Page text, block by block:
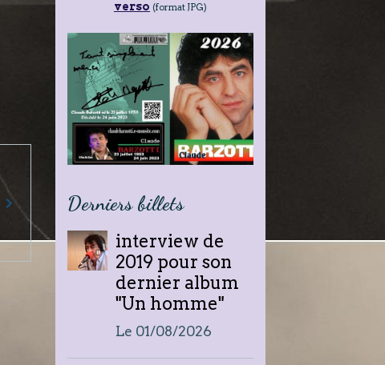
verso (format JPG)
Derniers billets
interview de
2019 pour son
dernier album
"Un homme"
Le 01/08/2026